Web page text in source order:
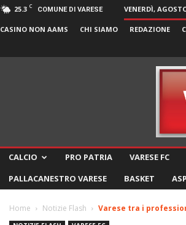
25.3 C COMUNE DI VARESE VENERDÌ,
CASINO NON AAMS CHI SIAMO REDAZIONE
CALCIO PRO PATRIA VARESE FC
PALLACANESTRO VARESE
BASKET
Home Notizie Flash Varese tra i